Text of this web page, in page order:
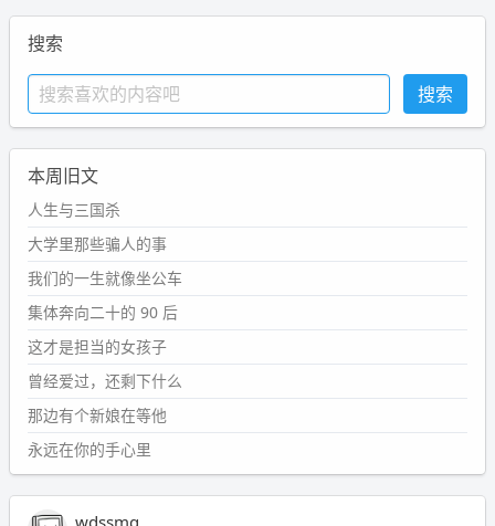
搜索
本周旧文
人生与三国杀
大学里那些骗人的事
我们的一生就像坐公车
集体奔向二十的 90 后
这才是担当的女孩子
曾经爱过，还剩下什么
那边有个新娘在等他
永远在你的手心里
wdssmq